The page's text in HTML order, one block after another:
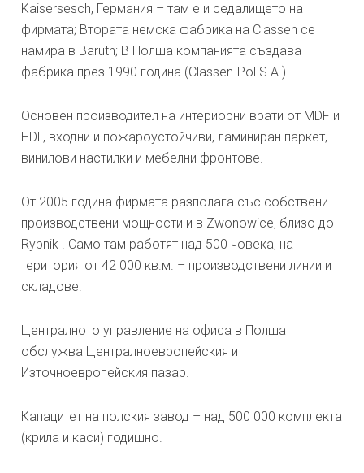
Kaisersesch, Германия – там е и седалището на
фирмата; Втората немска фабрика на Classen се
намира в Baruth; В Полша компанията създава
фабрика през 1990 година (Classen-Pol S.A.).
Основен производител на интериорни врати от MDF и
HDF, входни и пожароустойчиви, ламиниран паркет,
винилови настилки и мебелни фронтове.
От 2005 година фирмата разполага със собствени
производствени мощности и в Zwonowice, близо до
Rybnik . Само там работят над 500 човека, на
територия от 42 000 кв.м. – производствени линии и
складове.
Централното управление на офиса в Полша
обслужва Централноевропейския и
Източноевропейския пазар.
Капацитет на полския завод – над 500 000 комплекта
(крила и каси) годишно.